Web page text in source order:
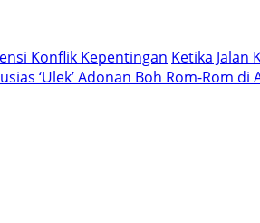
Konflik Kepentingan Ketika Jalan
‘Ulek’ Adonan Boh Rom-Rom di